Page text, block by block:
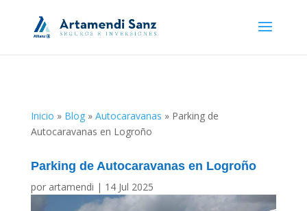
Inicio » Blog» Autocaravanas » Parking de
Autocaravanas en Logroño
Parking de Autocaravanas en Logroño
por artamendi | 14 Jul 2025